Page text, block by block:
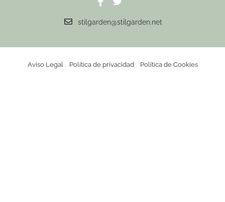
stilgarden@stilgarden.net
Aviso Legal Política de privacidad Política de Cookies